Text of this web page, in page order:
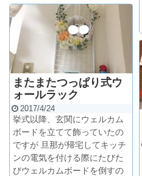
またまたつっぱり式ウ
ォールラック
2017/4/24
挙式以降、玄関にウェルカム
ボードを立てて飾っていたの
ですが 旦那が帰宅してキッチ
ンの電気を付ける際にたびた
びウェルカムボードを倒すの